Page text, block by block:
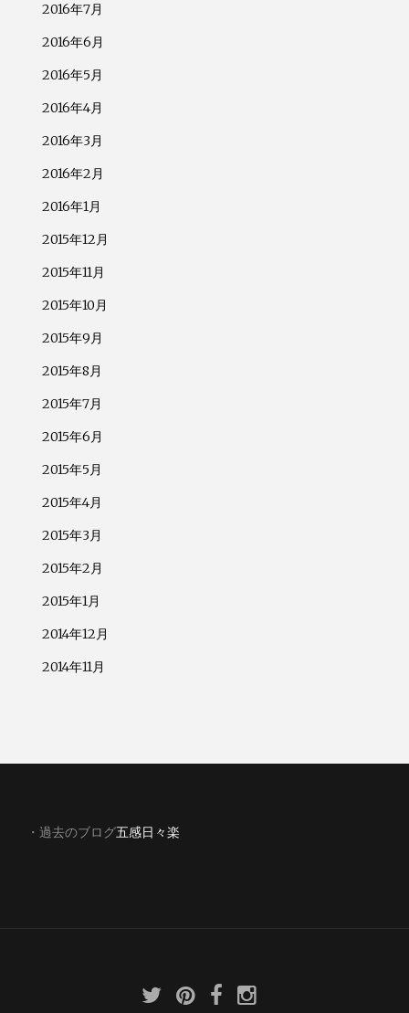
2016年7月
2016年6月
2016年5月
2016年4月
2016年3月
2016年2月
2016年1月
2015年12月
2015年11月
2015年10月
2015年9月
2015年8月
2015年7月
2015年6月
2015年5月
2015年4月
2015年3月
2015年2月
2015年1月
2014年12月
2014年11月
・過去のブログ五感日々楽